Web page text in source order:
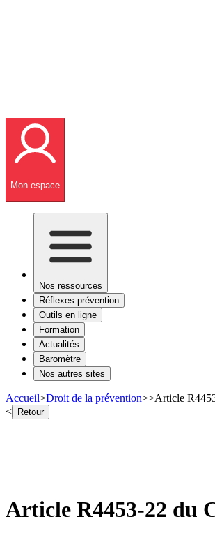
Mon espace
Nos ressources
Réflexes prévention
Outils en ligne
Formation
Actualités
Baromètre
Nos autres sites
Accueil>Droit de la prévention>>Article
< Retour
Article R4453-22 du